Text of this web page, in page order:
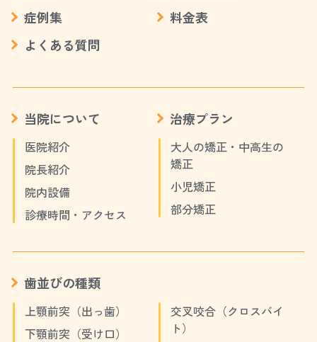
症例集
料金表
よくある質問
当院について
医院紹介
院長紹介
院内設備
診療時間・アクセス
治療プラン
大人の矯正・中高生の
矯正
小児矯正
部分矯正
歯並びの種類
上顎前突（出っ歯）
下顎前突（受け口）
交叉咬合（クロスバイ
ト）